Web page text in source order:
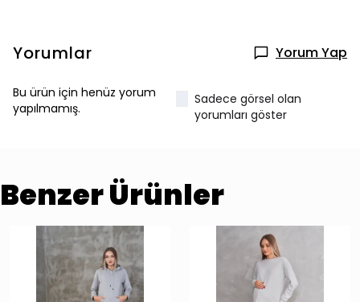
Yorumlar Yorum Yap
Bu ürün için henüz yorum
yapılmamış.
Sadece görsel olan
yorumları göster
Benzer Ürünler